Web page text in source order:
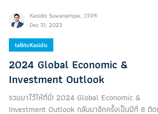
Kasidis Suwanampai, CFP®
Dec 31, 2023